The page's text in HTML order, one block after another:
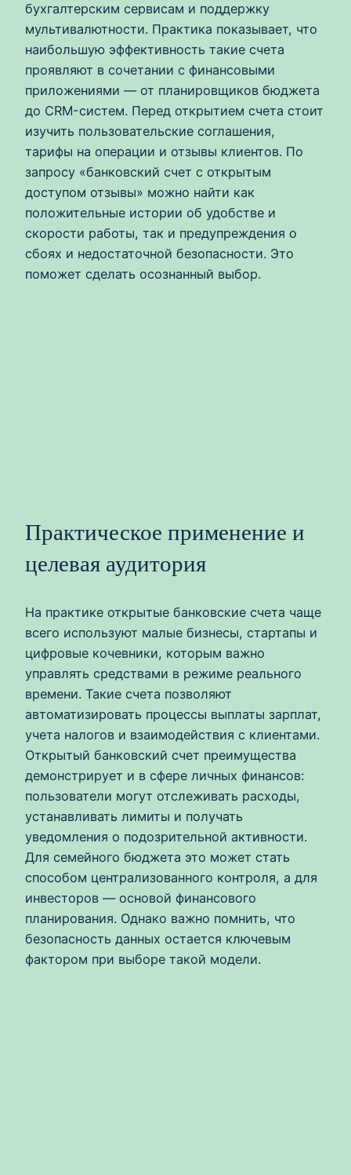
бухгалтерским сервисам и поддержку
мультивалютности. Практика показывает, что
наибольшую эффективность такие счета
проявляют в сочетании с финансовыми
приложениями — от планировщиков бюджета
до CRM-систем. Перед открытием счета стоит
изучить пользовательские соглашения,
тарифы на операции и отзывы клиентов. По
запросу «банковский счет с открытым
доступом отзывы» можно найти как
положительные истории об удобстве и
скорости работы, так и предупреждения о
сбоях и недостаточной безопасности. Это
поможет сделать осознанный выбор.
Практическое применение и
целевая аудитория
На практике открытые банковские счета чаще
всего используют малые бизнесы, стартапы и
цифровые кочевники, которым важно
управлять средствами в режиме реального
времени. Такие счета позволяют
автоматизировать процессы выплаты зарплат,
учета налогов и взаимодействия с клиентами.
Открытый банковский счет преимущества
демонстрирует и в сфере личных финансов:
пользователи могут отслеживать расходы,
устанавливать лимиты и получать
уведомления о подозрительной активности.
Для семейного бюджета это может стать
способом централизованного контроля, а для
инвесторов — основой финансового
планирования. Однако важно помнить, что
безопасность данных остается ключевым
фактором при выборе такой модели.